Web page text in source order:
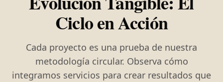
Ciclo en Acción
Cada proyecto es una prueba de nuestra
metodología circular. Observa cómo
integramos servicios para crear resultados que